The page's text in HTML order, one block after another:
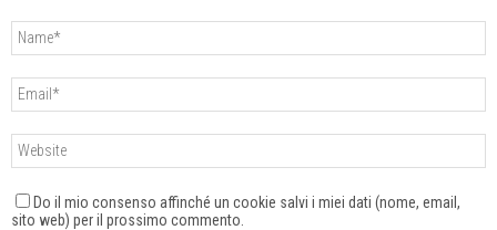
Do il mio consenso affinché un cookie salvi i miei dati (nome, email,
sito web) per il prossimo commento.